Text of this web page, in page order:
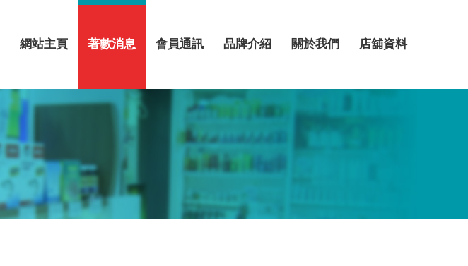
網站主頁 著數消息 會員通訊 品牌介紹 關於我們 店舖資料